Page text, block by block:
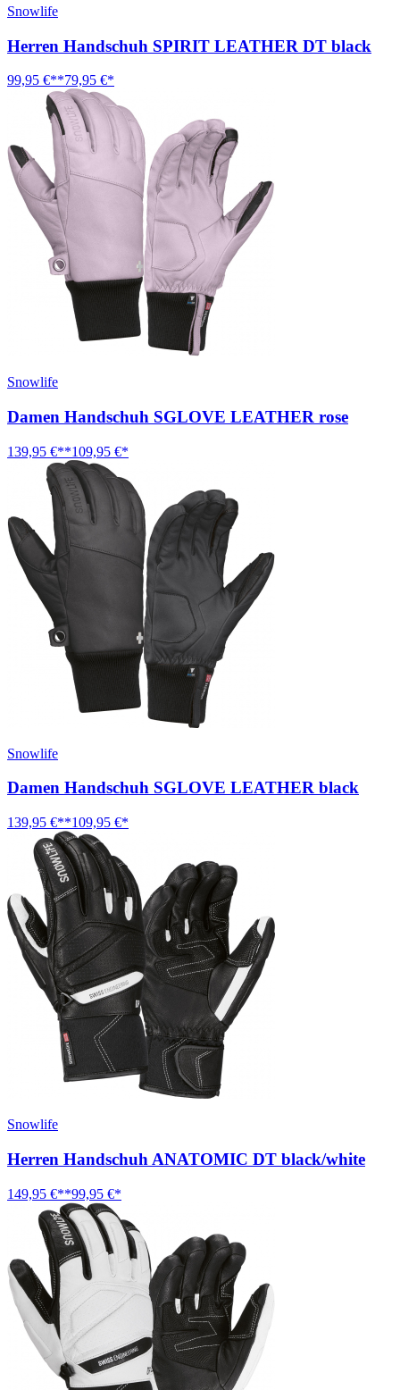
Snowlife
Herren Handschuh SPIRIT LEATHER DT black
99,95 €**79,95 €*
Snowlife
Damen Handschuh SGLOVE LEATHER rose
139,95 €**109,95 €*
Snowlife
Damen Handschuh SGLOVE LEATHER black
139,95 €**109,95 €*
Snowlife
Herren Handschuh ANATOMIC DT black/white
149,95 €**99,95 €*